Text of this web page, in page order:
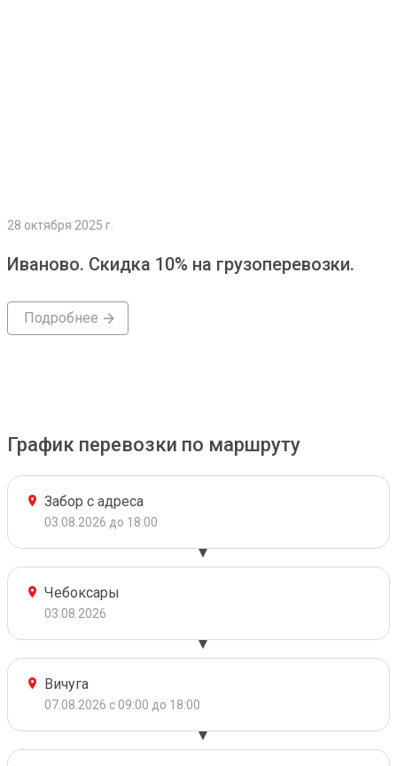
28 октября 2025 г.
Иваново. Скидка 10% на грузоперевозки.
Подробнее
График перевозки по маршруту
Забор с адреса
03.08.2026 до 18:00
Чебоксары
03.08.2026
Вичуга
07.08.2026 с 09:00 до 18:00